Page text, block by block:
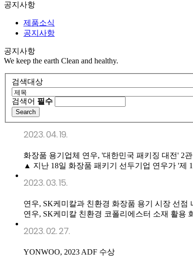
공지사항
제품소식
공지사항
공지사항
We keep the earth Clean and healthy.
검색대상
검색어 필수
2023. 04. 19.
화장품 용기업체 연우, '대한민국 패키징 대전' 2
▲ 지난 18일 화장품 패키기 선두기업 연우가 '제
2023. 03. 15.
연우, SK케미칼과 친환경 화장품 용기 시장 선점
연우, SK케미칼 친환경 코폴리에스터 소재 활용
2023. 02. 27.
YONWOO, 2023 ADF 수상